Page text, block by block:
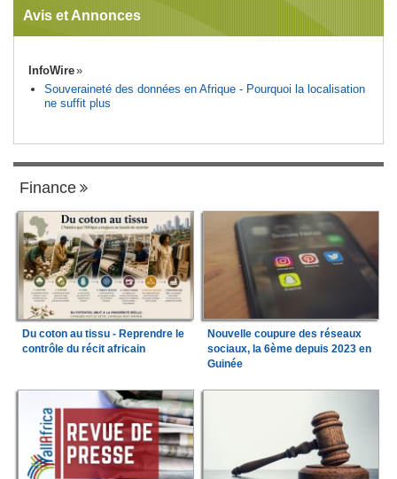
Avis et Annonces
InfoWire
Souveraineté des données en Afrique - Pourquoi la localisation
ne suffit plus
Finance
Du coton au tissu - Reprendre le
contrôle du récit africain
Nouvelle coupure des réseaux
sociaux, la 6ème depuis 2023 en
Guinée